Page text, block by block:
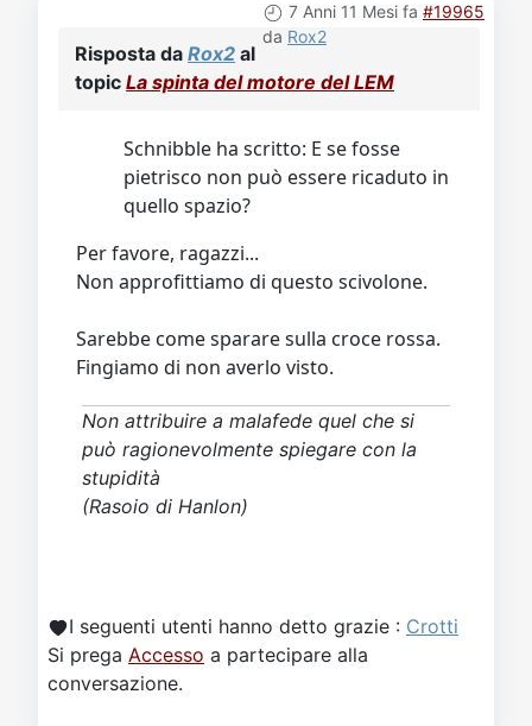
7 Anni 11 Mesi fa #19965
da Rox2
Risposta da Rox2 al
topic La spinta del motore del LEM
Schnibble ha scritto: E se fosse
pietrisco non può essere ricaduto in
quello spazio?
Per favore, ragazzi...
Non approfittiamo di questo scivolone.
Sarebbe come sparare sulla croce rossa.
Fingiamo di non averlo visto.
Non attribuire a malafede quel che si
può ragionevolmente spiegare con la
stupidità
(Rasoio di Hanlon)
I seguenti utenti hanno detto grazie : Crotti
Si prega Accesso a partecipare alla
conversazione.